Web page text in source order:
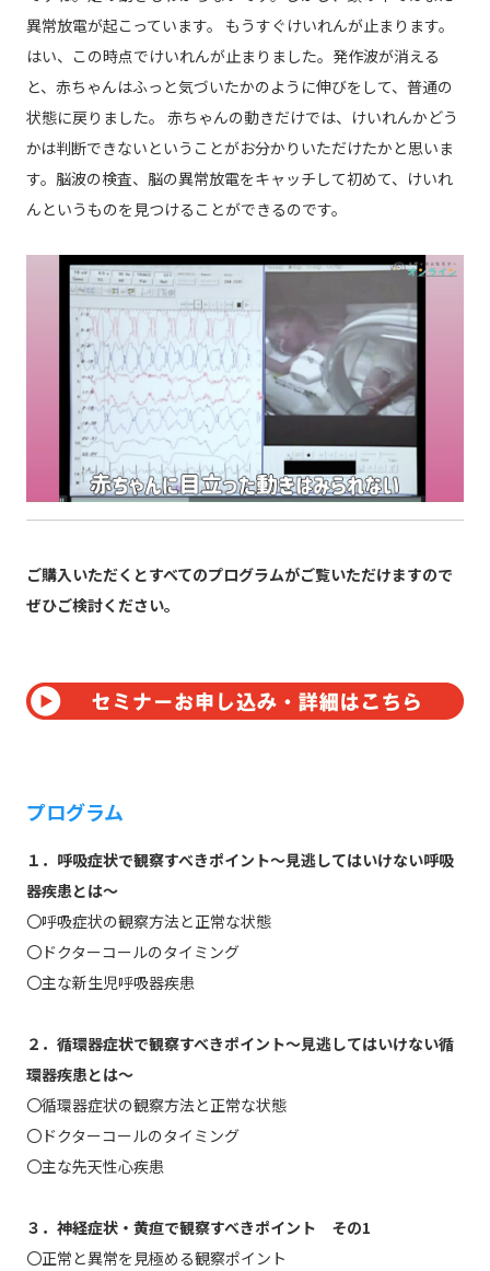
異常放電が起こっています。 もうすぐけいれんが止まります。
はい、この時点でけいれんが止まりました。発作波が消える
と、赤ちゃんはふっと気づいたかのように伸びをして、普通の
状態に戻りました。 赤ちゃんの動きだけでは、けいれんかどう
かは判断できないということがお分かりいただけたかと思いま
す。脳波の検査、脳の異常放電をキャッチして初めて、けいれ
んというものを見つけることができるのです。
ご購入いただくとすべてのプログラムがご覧いただけますので
ぜひご検討ください。
プログラム
１．呼吸症状で観察すべきポイント～見逃してはいけない呼吸
器疾患とは～
〇呼吸症状の観察方法と正常な状態
〇ドクターコールのタイミング
〇主な新生児呼吸器疾患
２．循環器症状で観察すべきポイント～見逃してはいけない循
環器疾患とは～
〇循環器症状の観察方法と正常な状態
〇ドクターコールのタイミング
〇主な先天性心疾患
３．神経症状・黄疸で観察すべきポイント その1
〇正常と異常を見極める観察ポイント